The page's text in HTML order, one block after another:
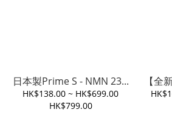
日本製Prime S - NMN 23...
HK$138.00 ~ HK$699.00
HK$799.00
【全